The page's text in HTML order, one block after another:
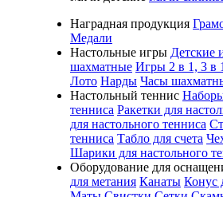
Наградная продукция
Медали
Настольные игры Детские
шахматные Игры 2 в 1, 3 в 1
Лото Нарды Часы
Настольный теннис
тенниса Ракетки для
для настольного тенниса
тенниса Табло для счета
Шарики для настольного
Оборудование для
для метания Канаты Конус